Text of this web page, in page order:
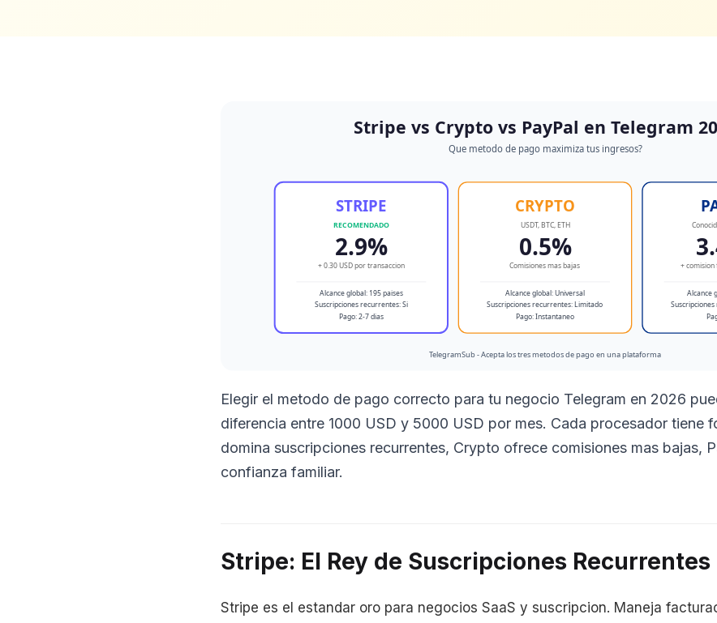
Elegir el metodo de pago correcto para tu negocio Telegram en 2026
diferencia entre 1000 USD y 5000 USD por mes. Cada procesador tiene
domina suscripciones recurrentes, Crypto ofrece comisiones mas bajas,
confianza familiar.
Stripe: El Rey de Suscripciones Recurrentes
Stripe es el estandar oro para negocios SaaS y suscripcion. Maneja